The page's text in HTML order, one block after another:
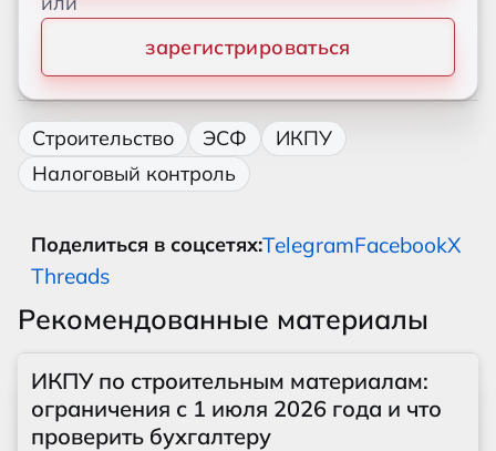
зарегистрироваться
Строительство ЭСФ
ИКПУ
Налоговый контроль
Поделиться в соцсетях:TelegramFacebookX
Threads
Рекомендованные материалы
ИКПУ по строительным материалам:
ограничения с 1 июля 2026 года и что
проверить бухгалтеру